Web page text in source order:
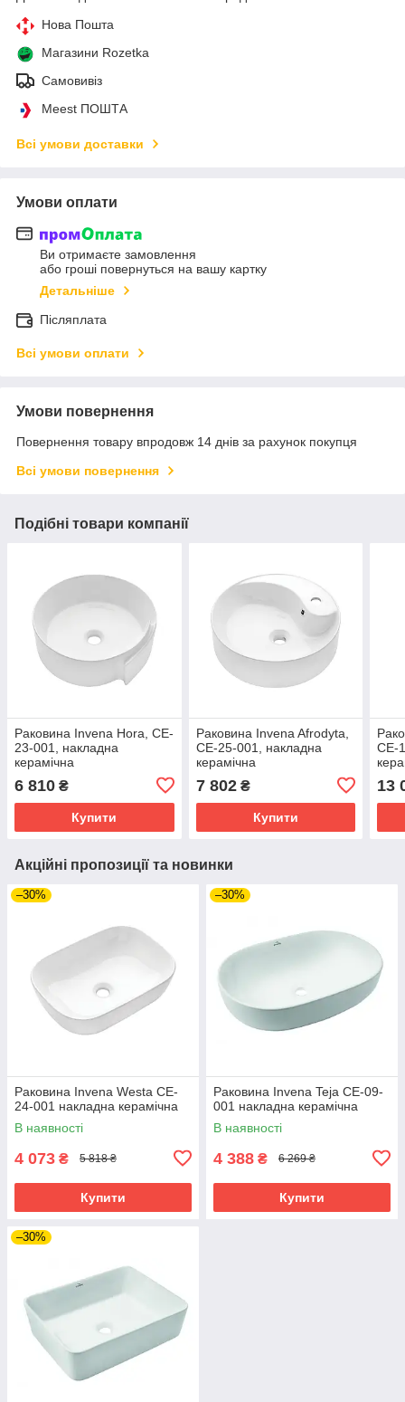
Нова Пошта
Магазини Rozetka
Самовивіз
Meest ПОШТА
Всі умови доставки
Умови оплати
Ви отримаєте замовлення
або гроші повернуться на вашу картку
Детальніше
Післяплата
Всі умови оплати
Умови повернення
Повернення товару впродовж 14 днів за рахунок покупця
Всі умови повернення
Подібні товари компанії
Раковина Invena Hora, CE-
23-001, накладна
керамічна
6 810 ₴
Купити
Раковина Invena Afrodyta,
CE-25-001, накладна
керамічна
7 802₴
Купити
CE-
13
Акційні пропозиції та новинки
–30%
Раковина Invena Westa CE-
24-001 накладна керамічна
В наявності
4 073 ₴ 5 818 ₴
Купити
–30%
Раковина Invena Teja CE-09-
001 накладна керамічна
В наявності
4 388 ₴ 6 269 ₴
Купити
–30%